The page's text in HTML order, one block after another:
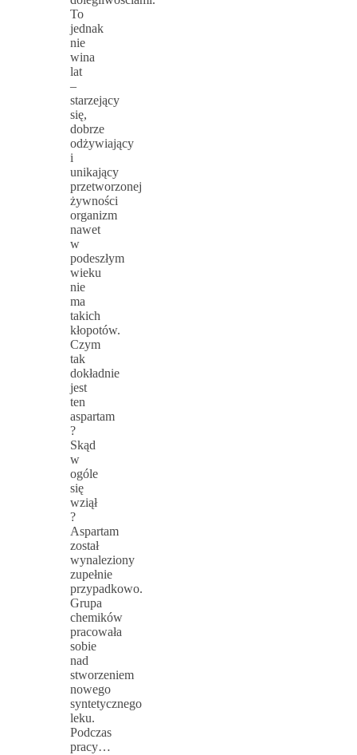
To
jednak
nie
wina
lat
–
starzejący
się,
dobrze
odżywiający
i
unikający
przetworzonej
żywności
organizm
nawet
w
podeszłym
wieku
nie
ma
takich
kłopotów.
Czym
tak
dokładnie
jest
ten
aspartam
?
Skąd
w
ogóle
się
wziął
?
Aspartam
został
wynaleziony
zupełnie
przypadkowo.
Grupa
chemików
pracowała
sobie
nad
stworzeniem
nowego
syntetycznego
leku.
Podczas
pracy…